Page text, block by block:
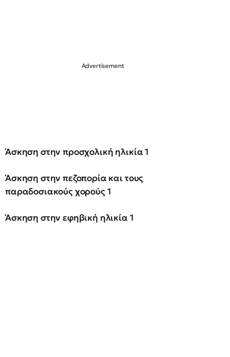
Άσκηση στην προσχολική ηλικία 1
Άσκηση στην πεζοπορία και τους
παραδοσιακούς χορούς 1
Άσκηση στην εφηβική ηλικία 1